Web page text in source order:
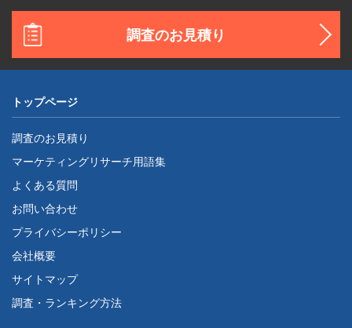
調査のお見積り
トップページ
調査のお見積り
マーケティングリサーチ用語集
よくある質問
お問い合わせ
プライバシーポリシー
会社概要
サイトマップ
調査・ランキング方法